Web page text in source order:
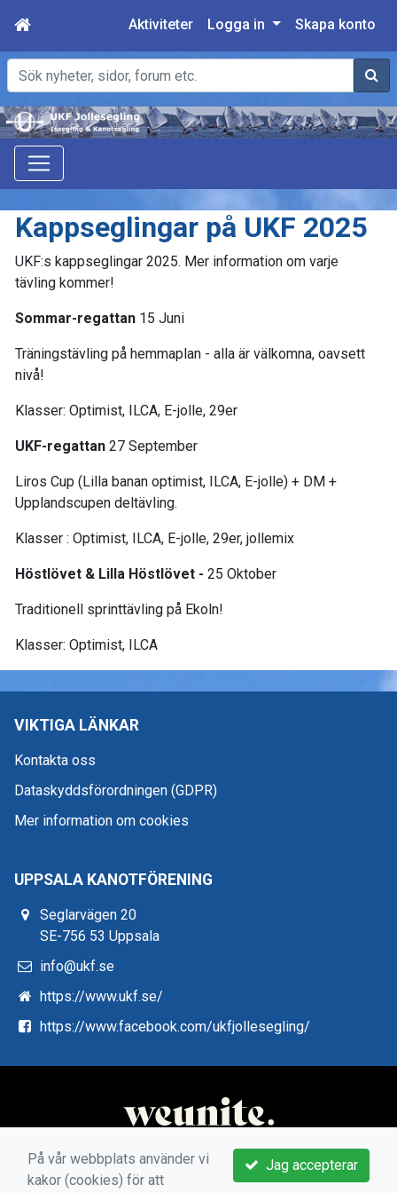
Aktiviteter Logga in Skapa konto
Sök
Kappseglingar på UKF 2025
UKF:s kappseglingar 2025. Mer information om varje
tävling kommer!
Sommar-regattan 15 Juni
Träningstävling på hemmaplan - alla är välkomna, oavsett
nivå!
Klasser: Optimist, ILCA, E-jolle, 29er
UKF-regattan 27 September
Liros Cup (Lilla banan optimist, ILCA, E-jolle) + DM +
Upplandscupen deltävling.
Klasser : Optimist, ILCA, E-jolle, 29er, jollemix
Höstlövet & Lilla Höstlövet - 25 Oktober
Traditionell sprinttävling på Ekoln!
Klasser: Optimist, ILCA
VIKTIGA LÄNKAR
Kontakta oss
Dataskyddsförordningen (GDPR)
Mer information om cookies
UPPSALA KANOTFÖRENING
Seglarvägen 20
SE-756 53 Uppsala
info@ukf.se
https://www.ukf.se/
https://www.facebook.com/ukfjollesegling/
Jag accepterar
På vår webbplats använder vi
kakor (cookies) för att